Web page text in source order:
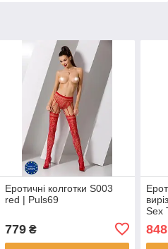
Еротичні колготки S003
red | Puls69
779₴
Sex